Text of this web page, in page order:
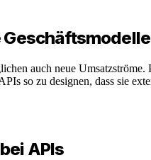
Geschäftsmodelle
auch neue
so zu designen, dass sie
APIs